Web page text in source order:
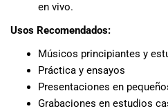
en vivo.
Usos Recomendados:
Músicos principiantes y
Práctica y ensayos
Presentaciones en
Grabaciones en estudios